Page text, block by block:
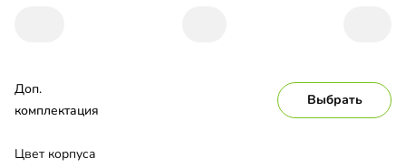
Доп.
комплектация
Выбрать
Цвет корпуса